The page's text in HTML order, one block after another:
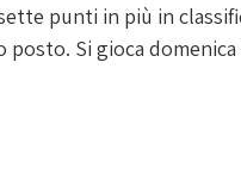
punti in più in
Si gioca domenica